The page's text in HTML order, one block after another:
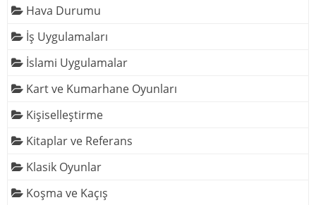
Hava Durumu
İş Uygulamaları
İslami Uygulamalar
Kart ve Kumarhane Oyunları
Kişiselleştirme
Kitaplar ve Referans
Klasik Oyunlar
Koşma ve Kaçış